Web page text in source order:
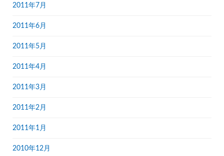
2011年7月
2011年6月
2011年5月
2011年4月
2011年3月
2011年2月
2011年1月
2010年12月